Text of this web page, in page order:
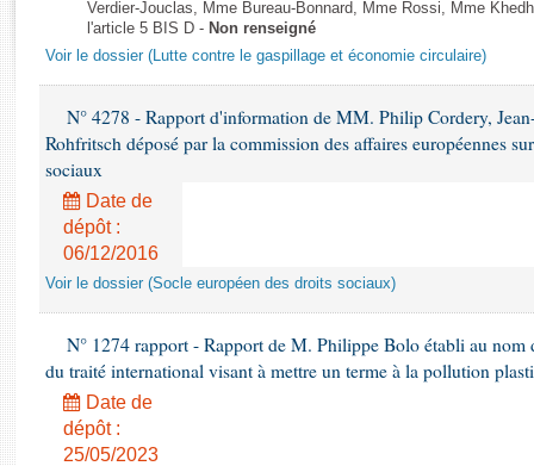
Rapports d'enquête
Rapports législatifs
Rapports sur l'application des lois
Budget et sécurité sociale
Questions écrites et orales
Comptes rendus des débats
Verdier-Jouclas, Mme Bureau-Bonnard, Mme Rossi, Mme
l'article 5 BIS D - Non renseigné
Voir le dossier (Lutte contre le gaspillage et économie circulaire)
N° 4278 - Rapport d'information de MM. Philip Cordery,
Rohfritsch déposé par la commission des affaires européennes
sociaux
Date de
dépôt :
06/12/2016
Voir le dossier (Socle européen des droits sociaux)
N° 1274 rapport - Rapport de M. Philippe Bolo établi au
du traité international visant à mettre un terme à la pollution
Date de
dépôt :
25/05/2023